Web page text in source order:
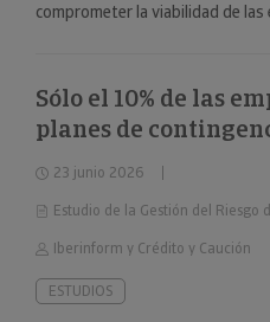
comprometer la viabilidad de las
Sólo el 10% de las
planes de
deterioro repentino
económica
23 junio 2026
Estudio de la Gestión del Riesgo
Iberinform y Crédito y Caución
ESTUDIOS